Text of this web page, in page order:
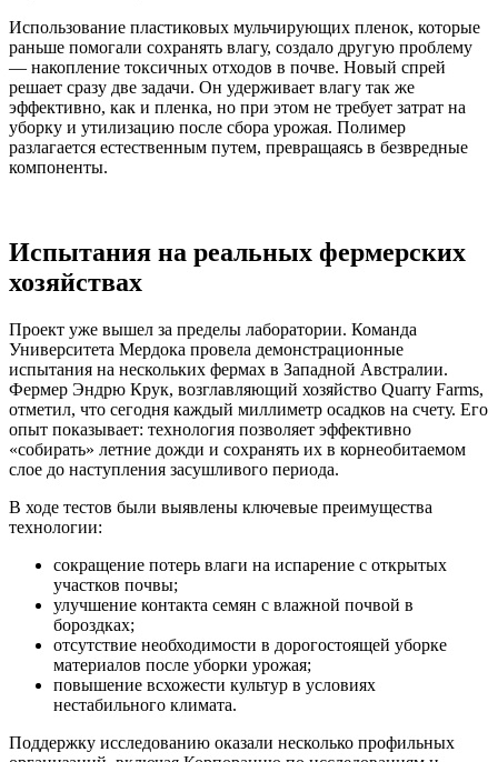
Использование пластиковых мульчирующих пленок, которые
раньше помогали сохранять влагу, создало другую проблему
— накопление токсичных отходов в почве. Новый спрей
решает сразу две задачи. Он удерживает влагу так же
эффективно, как и пленка, но при этом не требует затрат на
уборку и утилизацию после сбора урожая. Полимер
разлагается естественным путем, превращаясь в безвредные
компоненты.
Испытания на реальных фермерских
хозяйствах
Проект уже вышел за пределы лаборатории. Команда
Университета Мердока провела демонстрационные
испытания на нескольких фермах в Западной Австралии.
Фермер Эндрю Крук, возглавляющий хозяйство Quarry Farms,
отметил, что сегодня каждый миллиметр осадков на счету. Его
опыт показывает: технология позволяет эффективно
«собирать» летние дожди и сохранять их в корнеобитаемом
слое до наступления засушливого периода.
В ходе тестов были выявлены ключевые преимущества
технологии:
сокращение потерь влаги на испарение с открытых
участков почвы;
улучшение контакта семян с влажной почвой в
бороздках;
отсутствие необходимости в дорогостоящей уборке
материалов после уборки урожая;
повышение всхожести культур в условиях
нестабильного климата.
Поддержку исследованию оказали несколько профильных